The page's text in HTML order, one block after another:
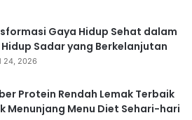
Gaya Hidup Sehat dalam
Hidup Sadar yang Berkelanjutan
24, 2026
Protein Rendah Lemak Terbaik
Menunjang Menu Diet Sehari-hari